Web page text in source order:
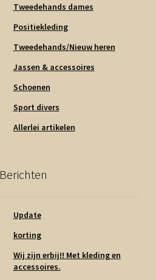
Tweedehands dames
Positiekleding
Tweedehands/Nieuw heren
Jassen & accessoires
Schoenen
Sport divers
Allerlei artikelen
Berichten
Update
korting
Wij zijn erbij!! Met kleding en
accessoires.